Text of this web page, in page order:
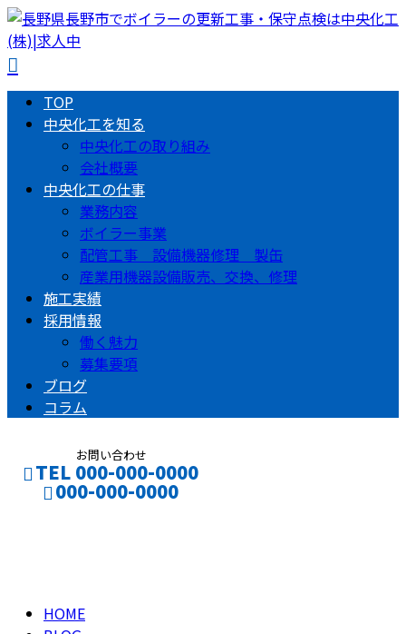
TOP
中央化工を知る
中央化工の取り組み
会社概要
中央化工の仕事
業務内容
ボイラー事業
配管工事 設備機器修理 製缶
産業用機器設備販売、交換、修理
施工実績
採用情報
働く魅力
募集要項
ブログ
コラム
お問い合わせ
TEL 000-000-0000
000-000-0000
HOME